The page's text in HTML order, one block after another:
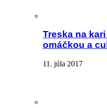
Treska na
omáčkou a
11. júla 2017